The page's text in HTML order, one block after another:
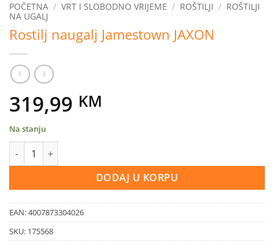
POČETNA / VRT I SLOBODNO VRIJEME / ROŠTILJI / ROŠTILJI
NA UGALJ
Rostilj naugalj Jamestown JAXON
319,99 KM
Na stanju
Rostilj naugalj Jamestown JAXON količina
DODAJ U KORPU
EAN:4007873304026
SKU: 175568